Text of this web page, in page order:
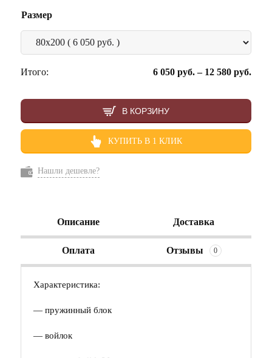
Размер
Итого: 6 050 руб.– 12 580 руб.
В КОРЗИНУ
КУПИТЬ В 1 КЛИК
Нашли дешевле?
Описание Доставка
Оплата Отзывы 0
Характеристика:
— пружинный блок
— войлок